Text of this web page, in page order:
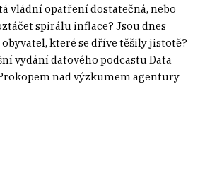
vládní opatření dostatečná, nebo
spirálu inflace? Jsou dnes
které se dříve těšily jistotě?
vydání datového podcastu Data
nad výzkumem agentury